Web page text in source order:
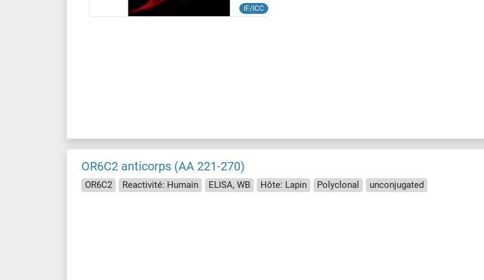
IF/ICC
OR6C2 anticorps (AA 221-270)
OR6C2 Reactivité: Humain ELISA, WB Hôte: Lapin Polyclonal unconjugated